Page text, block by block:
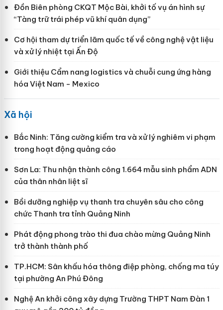
Đồn Biên phòng CKQT Mộc Bài, khởi tố vụ án hình sự
“Tàng trữ trái phép vũ khí quân dụng”
Cơ hội tham dự triển lãm quốc tế về công nghệ vật liệu
và xử lý nhiệt tại Ấn Độ
Giới thiệu Cẩm nang logistics và chuỗi cung ứng hàng
hóa Việt Nam - Mexico
Xã hội
Bắc Ninh: Tăng cường kiểm tra và xử lý nghiêm vi phạm
trong hoạt động quảng cáo
Sơn La: Thu nhận thành công 1.664 mẫu sinh phẩm ADN
của thân nhân liệt sĩ
Bồi dưỡng nghiệp vụ thanh tra chuyên sâu cho công
chức Thanh tra tỉnh Quảng Ninh
Phát động phong trào thi đua chào mừng Quảng Ninh
trở thành thành phố
TP.HCM: Sân khấu hóa thông điệp phòng, chống ma túy
tại phường An Phú Đông
Nghệ An khởi công xây dựng Trường THPT Nam Đàn 1